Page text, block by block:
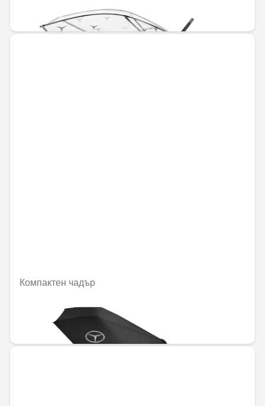
50,82 € / 99,40 лв.
Компактен чадър
Не е налично онлайн
45,88 € / 89,73 лв.